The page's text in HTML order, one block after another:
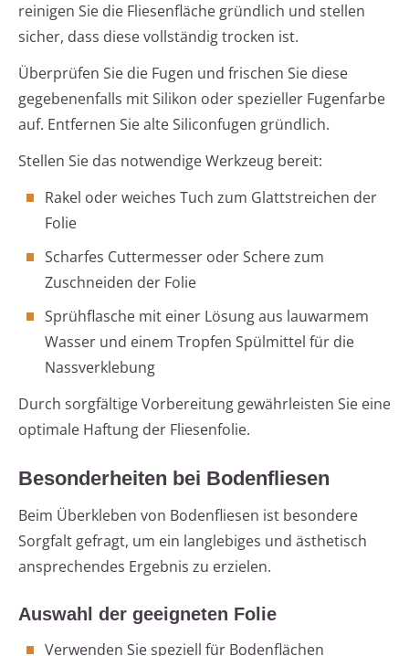
reinigen Sie die Fliesenfläche gründlich und stellen
sicher, dass diese vollständig trocken ist.
Überprüfen Sie die Fugen und frischen Sie diese
gegebenenfalls mit Silikon oder spezieller Fugenfarbe
auf. Entfernen Sie alte Siliconfugen gründlich.
Stellen Sie das notwendige Werkzeug bereit:
Rakel oder weiches Tuch zum Glattstreichen der
Folie
Scharfes Cuttermesser oder Schere zum
Zuschneiden der Folie
Sprühflasche mit einer Lösung aus lauwarmem
Wasser und einem Tropfen Spülmittel für die
Nassverklebung
Durch sorgfältige Vorbereitung gewährleisten Sie eine
optimale Haftung der Fliesenfolie.
Besonderheiten bei Bodenfliesen
Beim Überkleben von Bodenfliesen ist besondere
Sorgfalt gefragt, um ein langlebiges und ästhetisch
ansprechendes Ergebnis zu erzielen.
Auswahl der geeigneten Folie
Verwenden Sie speziell für Bodenflächen